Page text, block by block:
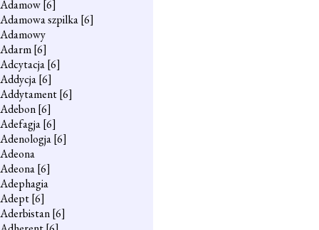
Adamow[6]
Adamowa szpilka[6]
Adamowy
Adarm[6]
Adcytacja[6]
Addycja[6]
Addytament[6]
Adebon[6]
Adefagja[6]
Adenologja[6]
Adeona
Adeona[6]
Adephagia
Adept[6]
Aderbistan[6]